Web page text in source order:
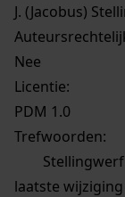
J. (Jacobus)
Nee
Licentie:
PDM 1.0
Trefwoorden:
Stellingwerf
laatste wijziging